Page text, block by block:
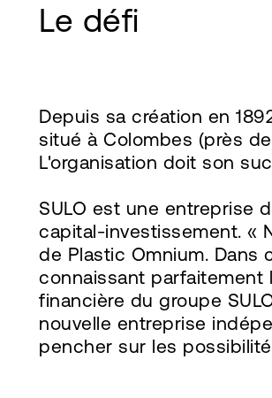
Le défi
Depuis sa création en
situé à Colombes (près
L'organisation doit son
SULO est une entreprise
capital-investissement. «
de Plastic Omnium.
connaissant parfaitement
financière du groupe
nouvelle entreprise
pencher sur les